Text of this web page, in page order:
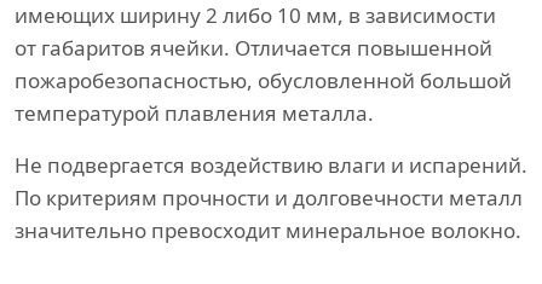
имеющих ширину 2 либо 10 мм, в зависимости
от габаритов ячейки. Отличается повышенной
пожаробезопасностью, обусловленной большой
температурой плавления металла.
Не подвергается воздействию влаги и испарений.
По критериям прочности и долговечности металл
значительно превосходит минеральное волокно.